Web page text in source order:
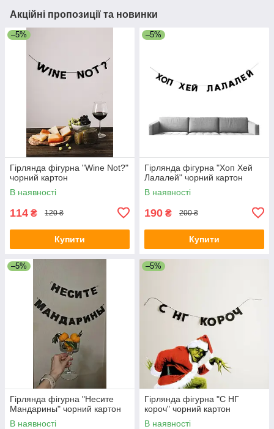
Акційні пропозиції та новинки
–5%
Гірлянда фігурна "Wine Not?"
чорний картон
В наявності
114 ₴ 120 ₴
Купити
–5%
Гірлянда фігурна "Хоп Хей
Лалалей" чорний картон
В наявності
190 ₴ 200 ₴
Купити
–5%
Гірлянда фігурна "Несите
Мандарины" чорний картон
В наявності
–5%
Гірлянда фігурна "С НГ
короч" чорний картон
В наявності